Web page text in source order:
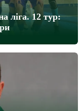
ліга. 12 тур: